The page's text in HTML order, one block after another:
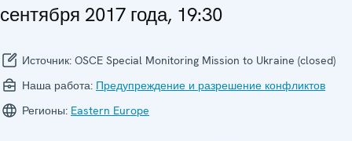
сентября 2017 года, 19:30
Источник: OSCE Special Monitoring Mission to Ukraine (closed)
Наша работа: Предупреждение и разрешение конфликтов
Регионы: Eastern Europe